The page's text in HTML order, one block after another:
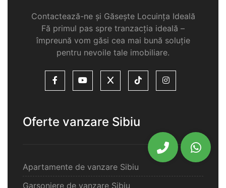
Contactează-ne și Găsește Locuința Ideală
Fă primul pas spre tranzacția ideală –
împreună vom găsi cea mai bună soluție
pentru nevoile tale imobiliare.
Oferte vanzare Sibiu
Apartamente de vanzare Sibiu
Garsoniere de vanzare Sibiu